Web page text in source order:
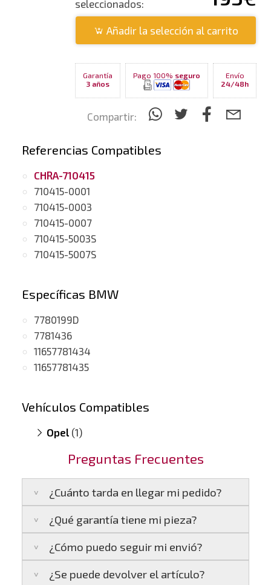
seleccionados:
Añadir la selección al carrito
Garantía
3 años
Pago 100% seguro
Envío
24/48h
Compartir:
Referencias Compatibles
CHRA-710415
710415-0001
710415-0003
710415-0007
710415-5003S
710415-5007S
Específicas BMW
7780199D
7781436
11657781434
11657781435
Vehículos Compatibles
Opel (1)
Preguntas Frecuentes
¿Cuánto tarda en llegar mi pedido?
Península:Entregamos en un plazo estimado
de24 a 48 horas laborables, si realizas tu
pedido antes de las17:00 h.
Islas Baleares:El tiempo estimado de
¿Qué garantía tiene mi pieza?
La garantía varía según el tipo de producto:
3 años de garantía: Para productos
¿Cómo puedo seguir mi envió?
Te enviaremos un correo electrónico con la
¿Se puede devolver el artículo?